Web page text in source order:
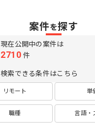
案件を探す
現在公開中の案件は
2710 件
検索できる条件はこちら
リモート 単
職種 言語・